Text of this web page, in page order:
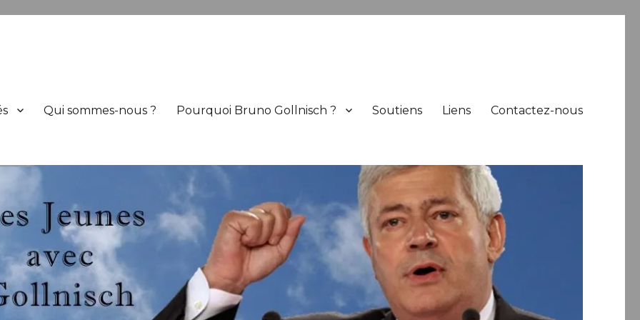
Qui sommes-nous ? Pourquoi Bruno Gollnisch ? Soutiens Liens Contactez-nous